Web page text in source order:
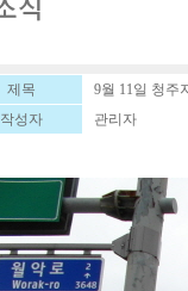
제목
9월 11일 청주
작성자
관리자